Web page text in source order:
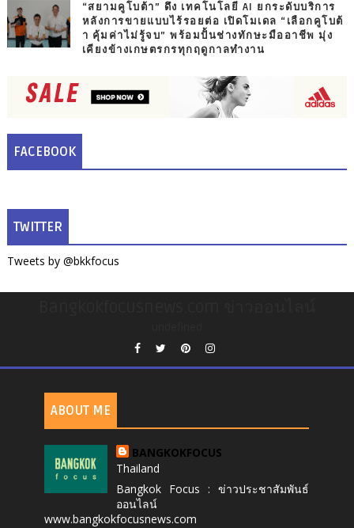
“สยามคูโบต้า” ดึง เทคโนโลยี AI ยกระดับบริการ
หลังการขายแบบไร้รอยต่อ เปิดโมเดล “เลือกคูโบต้
า คุ้มค่าไม่รู้จบ” พร้อมปั้นช่างทักษะมืออาชีพ มุ่ง
เคียงข้างเกษตรกรทุกฤดูกาลทำงาน
FACEBOOK
TWITTER
Tweets by @bkkfocus
ABOUT ME
BANGKOKFOCUS
Thailand
Bangkok Focus : ข่าวประชาสัมพันธ์
ออนไลน์
www.bangkokfocusnews.com